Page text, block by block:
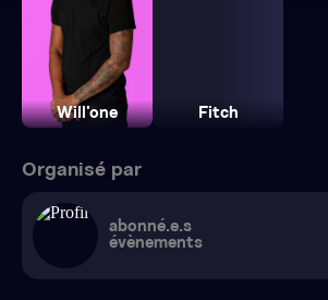
Will'one Fitch
Organisé par
abonné.e.s
évènements